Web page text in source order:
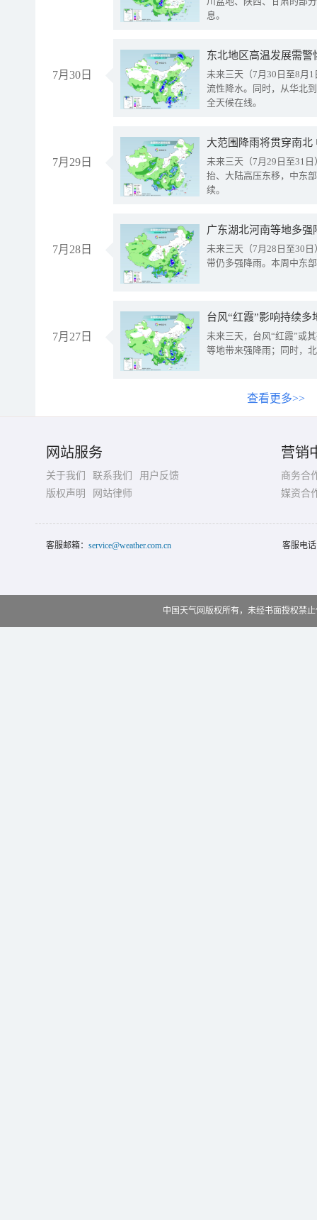
息。
7月30日
东北地区高温发展需
未来三天（7月30日至8月
流性降水。同时，从华北
全天候在线。
7月29日
大范围降雨将贯穿南
未来三天（7月29日至31
抬、大陆高压东移，中东
续。
7月28日
广东湖北河南等地多
未来三天（7月28日至30
带仍多强降雨。本周中东
7月27日
台风“红霞”影响持续
未来三天，台风“红霞”或
等地带来强降雨；同时，
查看更多>>
网站服务
关于我们 联系我们
用户反馈
版权声明
网站律师
营销
商务合
媒资合
客服邮箱： service@weather.com.cn 客服电
中国天气网版权所有，未经书面授权